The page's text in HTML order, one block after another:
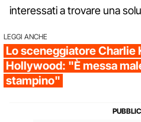
interessati a trovare una
LEGGI ANCHE
Lo sceneggiatore Charlie
Hollywood: "È messa
stampino"